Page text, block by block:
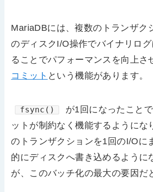
MariaDBには、複数のトランザク
のディスクI/O操作でバイナリロ
ることでパフォーマンスを向上さ
コミット という機能があります。
fsync()
が1回になったこと
ットが制約なく機能するようにな
のトランザクションを1回のI/Oに
的にディスクへ書き込めるように
が、このバッチ化の最大の要因だ